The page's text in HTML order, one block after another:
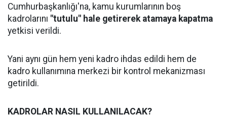
Cumhurbaşkanlığı'na, kamu kurumlarının boş
kadrolarını "tutulu" hale getirerek atamaya kapatma
yetkisi verildi.
Yani aynı gün hem yeni kadro ihdas edildi hem de
kadro kullanımına merkezi bir kontrol mekanizması
getirildi.
KADROLAR NASIL KULLANILACAK?